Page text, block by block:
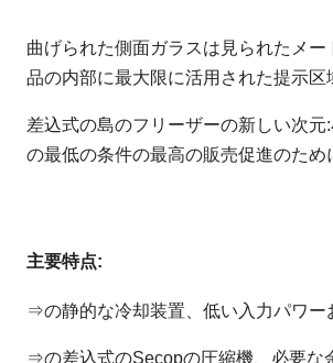
曲げられた側面ガラスは見られたメ
品の内部に最大限に活用された提示区
差込式の島のフリーザーの新しい次
の最低の条件の最高の販売促進のた
主要特点:
⇒の静的な冷却装置、低い入力パワー
⇒の差込式のSecopの圧縮機、必要な